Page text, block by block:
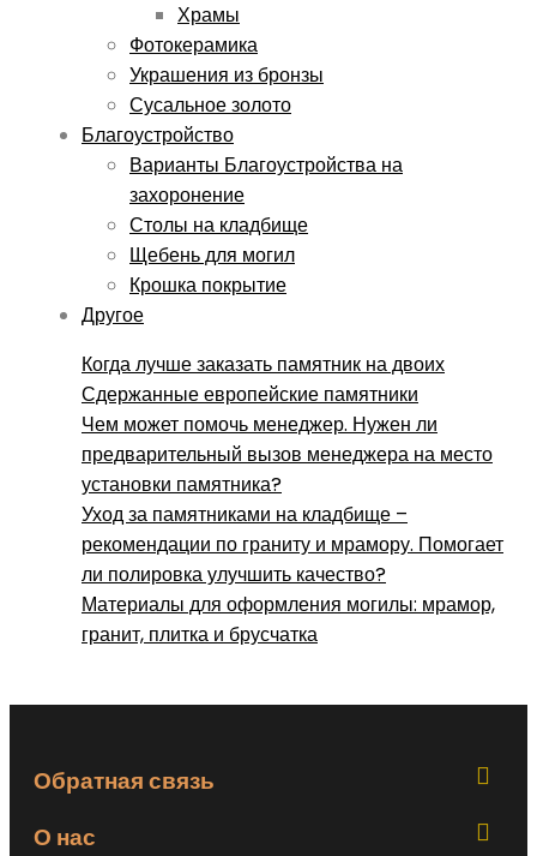
Храмы
Фотокерамика
Украшения из бронзы
Сусальное золото
Благоустройство
Варианты Благоустройства на
захоронение
Столы на кладбище
Щебень для могил
Крошка покрытие
Другое
Когда лучше заказать памятник на двоих
Сдержанные европейские памятники
Чем может помочь менеджер. Нужен ли
предварительный вызов менеджера на место
установки памятника?
Уход за памятниками на кладбище –
рекомендации по граниту и мрамору. Помогает
ли полировка улучшить качество?
Материалы для оформления могилы: мрамор,
гранит, плитка и брусчатка
Обратная связь
О нас